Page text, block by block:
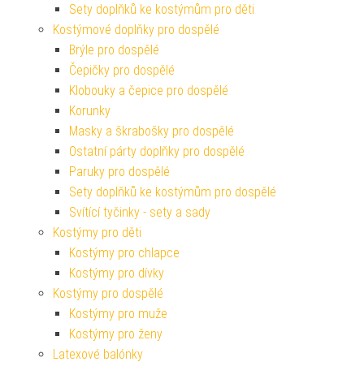
Sety doplňků ke kostýmům pro děti
Kostýmové doplňky pro dospělé
Brýle pro dospělé
Čepičky pro dospělé
Klobouky a čepice pro dospělé
Korunky
Masky a škrabošky pro dospělé
Ostatní párty doplňky pro dospělé
Paruky pro dospělé
Sety doplňků ke kostýmům pro dospělé
Svítící tyčinky - sety a sady
Kostýmy pro děti
Kostýmy pro chlapce
Kostýmy pro dívky
Kostýmy pro dospělé
Kostýmy pro muže
Kostýmy pro ženy
Latexové balónky